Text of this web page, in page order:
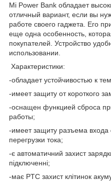
Мi Power Bank обладает
отличный вариант, если вы
работе своего гаджета. Его
еще одна особенность,
покупателей. Устройство
использовании.
Характеристики:
-обладает устойчивостью к
-имеет защиту от короткого
-оснащен функцией сброса
работы;
-имеет защиту разъема
перегрузки тока;
-є автоматичний захист
підключенні;
-має PTC захист клітинок